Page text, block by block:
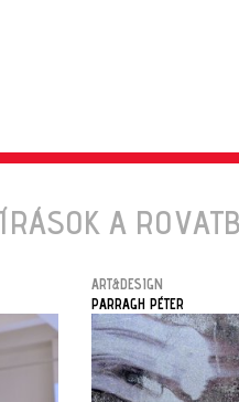
A
ART&DESIGN
PARRAGH PÉTER